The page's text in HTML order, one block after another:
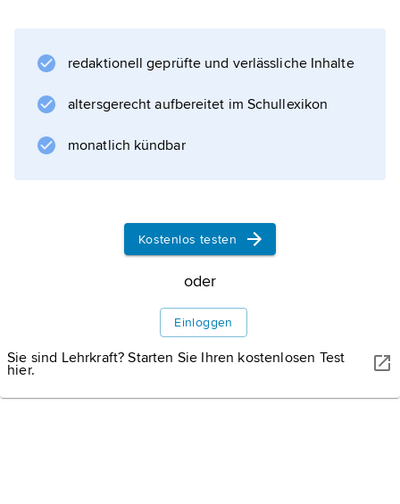
). Er wird von der Academy of Television Arts
Television Arts & Sciences und der
International Academy of Television Arts &
Sciences in über 90 Kategorien verliehen,
Informationen zum Artikel
redaktionell geprüfte und verlässliche Inhalte
altersgerecht aufbereitet im Schullexikon
monatlich kündbar
Kostenlos testen
oder
Einloggen
Sie sind Lehrkraft? Starten Sie Ihren kostenlosen Test
hier.